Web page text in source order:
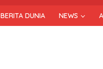
BERITA DUNIA NEWS